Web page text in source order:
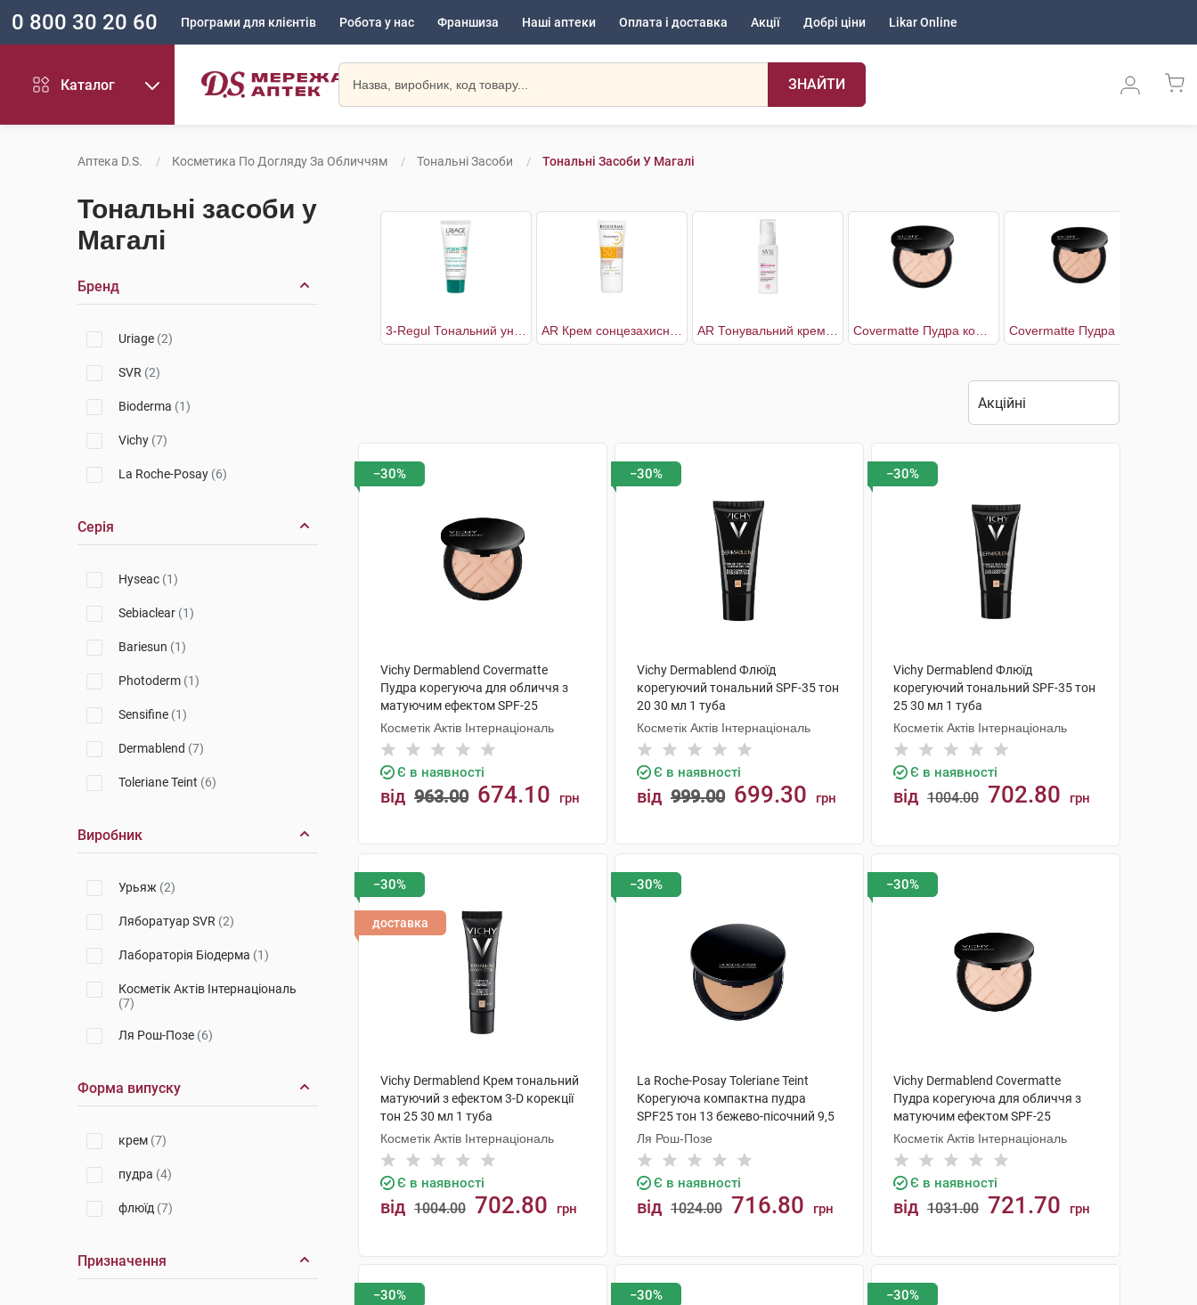
0 800 30 20 60 Програми для клієнтів Робота у нас Франшиза Наші аптеки Оплата і доставка Акції Добрі ціни Likar Online
Каталог ЗНАЙТИ
Аптека D.S. Косметика По Догляду За Обличчям Тональні Засоби Тональні Засоби У Магалі
Тональні засоби у
Магалі
Бренд
Uriage (2)
SVR (2)
Bioderma (1)
Vichy (7)
La Roche-Posay (6)
Серія
Hyseac (1)
Sebiaclear (1)
Bariesun (1)
Photoderm (1)
Sensifine (1)
Dermablend (7)
Toleriane Teint (6)
Виробник
Урьяж (2)
Ляборатуар SVR (2)
Лабораторія Біодерма (1)
Косметік Актів Інтернаціональ
(7)
Ля Рош-Позе (6)
Форма випуску
крем (7)
пудра (4)
флюїд (7)
Призначення
−30%
Vichy Dermablend Covermatte
Пудра корегуюча для обличчя з
матуючим ефектом SPF-25
відтінок №25 9,5 г 1 шт
Косметік Актів Інтернаціональ
Є в наявності
від 963.00 674.10 грн
−30%
Vichy Dermablend Флюїд
корегуючий тональний SPF-35 тон
20 30 мл 1 туба
Косметік Актів Інтернаціональ
Є в наявності
від 999.00 699.30 грн
−30%
Vichy Dermablend Флюїд
корегуючий тональний SPF-35 тон
25 30 мл 1 туба
Косметік Актів Інтернаціональ
Є в наявності
від 1004.00 702.80 грн
−30%
доставка
Vichy Dermablend Крем тональний
матуючий з ефектом 3-D корекції
тон 25 30 мл 1 туба
Косметік Актів Інтернаціональ
Є в наявності
від 1004.00 702.80 грн
−30%
La Roche-Posay Toleriane Teint
Корегуюча компактна пудра
SPF25 тон 13 бежево-пісочний 9,5
г 1 шт
Ля Рош-Позе
Є в наявності
від 1024.00 716.80 грн
−30%
Vichy Dermablend Covermatte
Пудра корегуюча для обличчя з
матуючим ефектом SPF-25
відтінок №15 9,5 г 1 шт
Косметік Актів Інтернаціональ
Є в наявності
від 1031.00 721.70 грн
−30% −30% −30%